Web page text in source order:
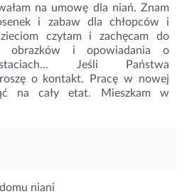
na umowę dla niań. Znam
i zabaw dla chłopców i
czytam i zachęcam do
obrazków i opowiadania o
Jeśli Państwa
o kontakt. Pracę w nowej
na cały etat. Mieszkam w
niani